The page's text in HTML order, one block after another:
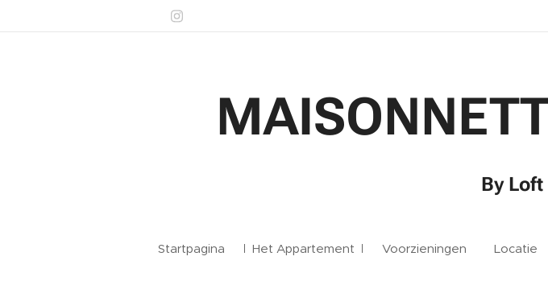
By
Startpagina Het Appartement Voorzieningen Locatie